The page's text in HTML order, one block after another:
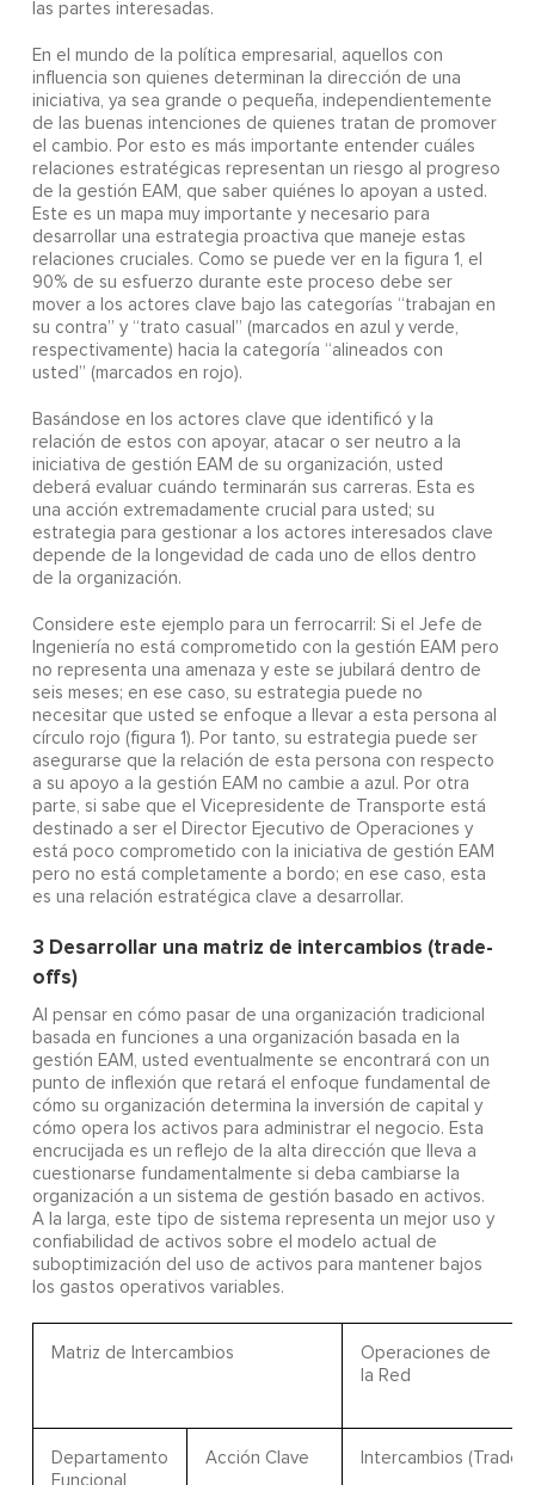
las partes interesadas.
En el mundo de la política empresarial, aquellos con
influencia son quienes determinan la dirección de una
iniciativa, ya sea grande o pequeña, independientemente
de las buenas intenciones de quienes tratan de promover
el cambio. Por esto es más importante entender cuáles
relaciones estratégicas representan un riesgo al progreso
de la gestión EAM, que saber quiénes lo apoyan a usted.
Este es un mapa muy importante y necesario para
desarrollar una estrategia proactiva que maneje estas
relaciones cruciales. Como se puede ver en la figura 1, el
90% de su esfuerzo durante este proceso debe ser
mover a los actores clave bajo las categorías “trabajan en
su contra” y “trato casual” (marcados en azul y verde,
respectivamente) hacia la categoría “alineados con
usted” (marcados en rojo).
Basándose en los actores clave que identificó y la
relación de estos con apoyar, atacar o ser neutro a la
iniciativa de gestión EAM de su organización, usted
deberá evaluar cuándo terminarán sus carreras. Esta es
una acción extremadamente crucial para usted; su
estrategia para gestionar a los actores interesados clave
depende de la longevidad de cada uno de ellos dentro
de la organización.
Considere este ejemplo para un ferrocarril: Si el Jefe de
Ingeniería no está comprometido con la gestión EAM pero
no representa una amenaza y este se jubilará dentro de
seis meses; en ese caso, su estrategia puede no
necesitar que usted se enfoque a llevar a esta persona al
círculo rojo (figura 1). Por tanto, su estrategia puede ser
asegurarse que la relación de esta persona con respecto
a su apoyo a la gestión EAM no cambie a azul. Por otra
parte, si sabe que el Vicepresidente de Transporte está
destinado a ser el Director Ejecutivo de Operaciones y
está poco comprometido con la iniciativa de gestión EAM
pero no está completamente a bordo; en ese caso, esta
es una relación estratégica clave a desarrollar.
3Desarrollar una matriz de intercambios (trade-
offs)
Al pensar en cómo pasar de una organización tradicional
basada en funciones a una organización basada en la
gestión EAM, usted eventualmente se encontrará con un
punto de inflexión que retará el enfoque fundamental de
cómo su organización determina la inversión de capital y
cómo opera los activos para administrar el negocio. Esta
encrucijada es un reflejo de la alta dirección que lleva a
cuestionarse fundamentalmente si deba cambiarse la
organización a un sistema de gestión basado en activos.
A la larga, este tipo de sistema representa un mejor uso y
confiabilidad de activos sobre el modelo actual de
suboptimización del uso de activos para mantener bajos
los gastos operativos variables.
Matriz de Intercambios
Operaciones de
la Red
Departamento
Funcional
Acción Clave Intercambios (Trade-